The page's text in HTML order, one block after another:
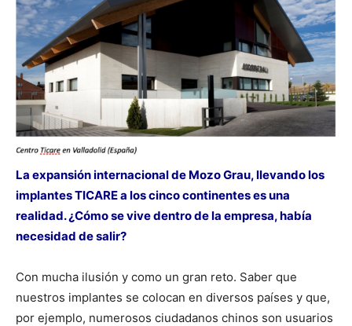
La expansión internacional de Mozo Grau, llevando los
implantes TICARE a los cinco continentes es una
realidad. ¿Cómo se vive dentro de la empresa, había
necesidad de salir?
Con mucha ilusión y como un gran reto. Saber que
nuestros implantes se colocan en diversos países y que,
por ejemplo, numerosos ciudadanos chinos son usuarios